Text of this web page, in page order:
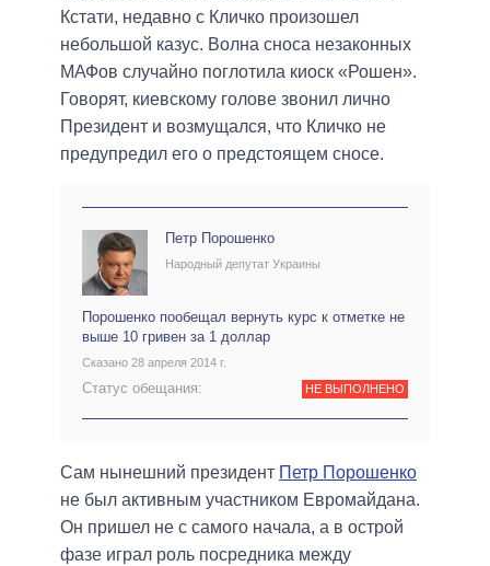
Кстати, недавно с Кличко произошел
небольшой казус. Волна сноса незаконных
МАФов случайно поглотила киоск «Рошен».
Говорят, киевскому голове звонил лично
Президент и возмущался, что Кличко не
предупредил его о предстоящем сносе.
Петр Порошенко
Народный депутат Украины
Порошенко пообещал вернуть курс к отметке не
выше 10 гривен за 1 доллар
Сказано 28 апреля 2014 г.
Статус обещания: НЕ ВЫПОЛНЕНО
Сам нынешний президент Петр Порошенко
не был активным участником Евромайдана.
Он пришел не с самого начала, а в острой
фазе играл роль посредника между